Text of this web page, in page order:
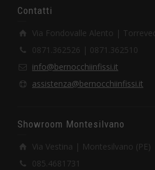
Contatti
Via Fondovalle Alento |
0871.362526 | 0871.362510
info@bernocchiinfissi.it
assistenza@bernocchiinfissi.it
Showroom Montesilvano
Via Vestina | Montesilvano (PE)
085.4681731